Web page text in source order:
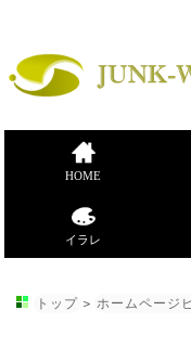
HOME
イラレ
トップ ＞ ホームページ